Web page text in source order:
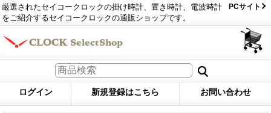
厳選されたセイコークロックの掛け時計、置き時計、電波時計
をご紹介するセイコークロックの通販ショップです。
PCサイト
ログイン 新規登録はこちら お問い合わせ